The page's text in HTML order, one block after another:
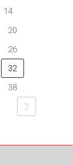
14
20
26
32
38